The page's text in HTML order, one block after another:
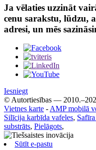
Ja vēlaties uzzināt
cenu sarakstu, lūdzu,
adresi, un mēs
Iesniegt
© Autortiesības —
Vietnes karte -AMP mobilā
Silīcija karbīda vafeles,
substrāts, Pielāgots,
Sūtīt e-pastu